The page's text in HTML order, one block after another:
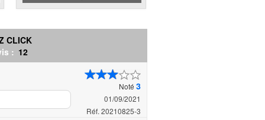
CLICK
: 12
Noté 3
01/09/2021
Réf. 20210825-3